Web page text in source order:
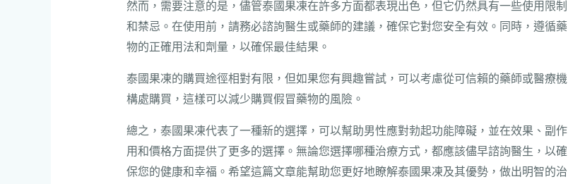
然而，需要注意的是，儘管泰國果凍在許多方面都表現出色，但它仍然具有一些使用限制
和禁忌。在使用前，請務必諮詢醫生或藥師的建議，確保它對您安全有效。同時，遵循藥
物的正確用法和劑量，以確保最佳結果。
泰國果凍的購買途徑相對有限，但如果您有興趣嘗試，可以考慮從可信賴的藥師或醫療機
構處購買，這樣可以減少購買假冒藥物的風險。
總之，泰國果凍代表了一種新的選擇，可以幫助男性應對勃起功能障礙，並在效果、副作
用和價格方面提供了更多的選擇。無論您選擇哪種治療方式，都應該儘早諮詢醫生，以確
保您的健康和幸福。希望這篇文章能幫助您更好地瞭解泰國果凍及其優勢，做出明智的治